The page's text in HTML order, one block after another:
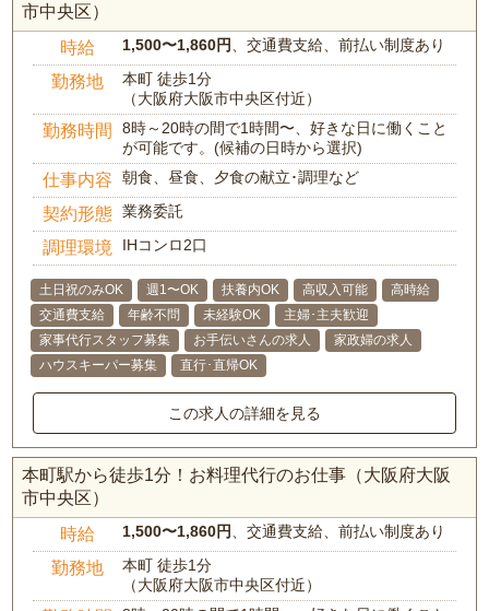
市中央区）
時給 1,500〜1,860円 、交通費支給、前払い制度あり
勤務地
本町 徒歩1分
（大阪府大阪市中央区付近）
勤務時間
8時～20時の間で1時間〜、好きな日に働くこと
が可能です。(候補の日時から選択)
仕事内容 朝食、昼食、夕食の献立･調理など
契約形態 業務委託
調理環境 IHコンロ2口
土日祝のみOK 週1〜OK 扶養内OK 高収入可能
高時給
交通費支給
年齢不問 未経験OK
主婦･主夫歓迎
家事代行スタッフ募集
お手伝いさんの求人
家政婦の求人
ハウスキーパー募集
直行･直帰OK
この求人の詳細を見る
本町駅から徒歩1分！お料理代行のお仕事（大阪府大阪
市中央区）
時給 1,500〜1,860円 、交通費支給、前払い制度あり
勤務地
本町 徒歩1分
（大阪府大阪市中央区付近）